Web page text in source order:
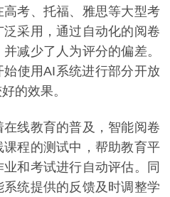
考、托福、雅思等大型考
采用，通过自动化的阅卷
减少了人为评分的偏差。
使用AI系统进行部分开放
的效果。
线教育的普及，智能阅卷
程的测试中，帮助教育平
和考试进行自动评估。同
统提供的反馈及时调整学